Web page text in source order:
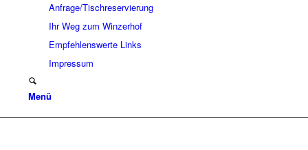
Anfrage/Tischreservierung
Ihr Weg zum Winzerhof
Empfehlenswerte Links
Impressum
Menü